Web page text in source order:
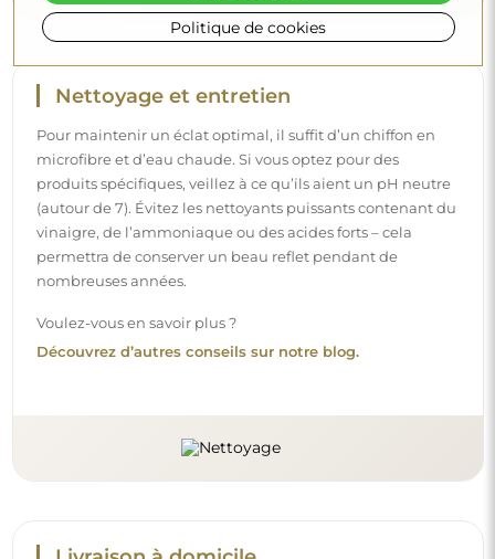
Livraison à domicile
Nous offrons un service de livraison à domicile, qui vous
permet de recevoir votre colis directement à votre porte.
Pour un supplément de 40 €, nous proposons également
un service de livraison à l’intérieur, qui permet de livrer
le colis directement dans votre maison (pour des
dimensions allant jusqu’à 80×120 cm ou un diamètre de
100 cm). Pour des produits plus grands, il peut être
Si vous ne choisissez pas et ne payez pas ce service lors de
la commande, le livreur ne déposera pas le colis à
Politique de cookies